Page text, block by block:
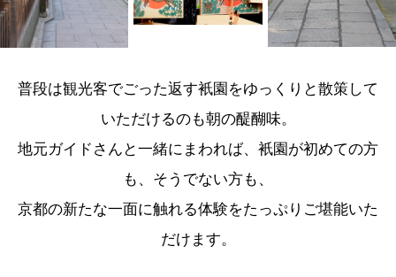
普段は観光客でごった返す衹園をゆっくりと散策して
いただけるのも朝の醍醐味。
地元ガイドさんと一緒にまわれば、衹園が初めての方
も、そうでない方も、
京都の新たな一面に触れる体験をたっぷりご堪能いた
だけます。